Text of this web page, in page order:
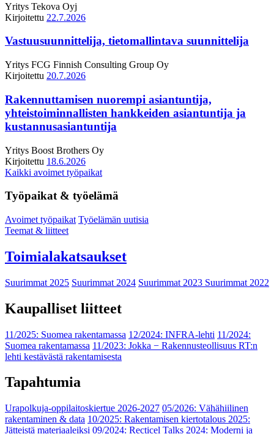
Yritys Tekova Oyj
Kirjoitettu 22.7.2026
Vastuusuunnittelija, tietomallintava suunnittelija
Yritys FCG Finnish Consulting Group Oy
Kirjoitettu 20.7.2026
Rakennuttamisen nuorempi asiantuntija,
yhteistoiminnallisten hankkeiden asiantuntija ja
kustannusasiantuntija
Yritys Boost Brothers Oy
Kirjoitettu 18.6.2026
Kaikki avoimet työpaikat
Työpaikat & työelämä
Avoimet työpaikat Työelämän uutisia
Teemat & liitteet
Toimialakatsaukset
Suurimmat 2025 Suurimmat 2024 Suurimmat 2023 Suurimmat 2022
Kaupalliset liitteet
11/2025: Suomea rakentamassa 12/2024: INFRA-lehti 11/2024:
Suomea rakentamassa 11/2023: Jokka − Rakennusteollisuus RT:n
lehti kestävästä rakentamisesta
Tapahtumia
Urapolkuja-oppilaitoskiertue 2026-2027 05/2026: Vähähiilinen
rakentaminen & data 10/2025: Rakentamisen kiertotalous 2025:
Jätteistä materiaaleiksi 09/2024: Recticel Talks 2024: Moderni ja